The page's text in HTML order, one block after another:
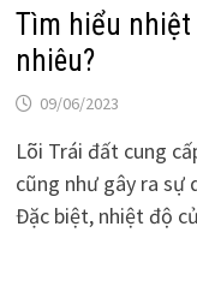
Tìm hiểu
nhiêu?
09/06/2023
Lõi Trái đất cung
cũng như gây ra sự
Đặc biệt, nhiệt độ